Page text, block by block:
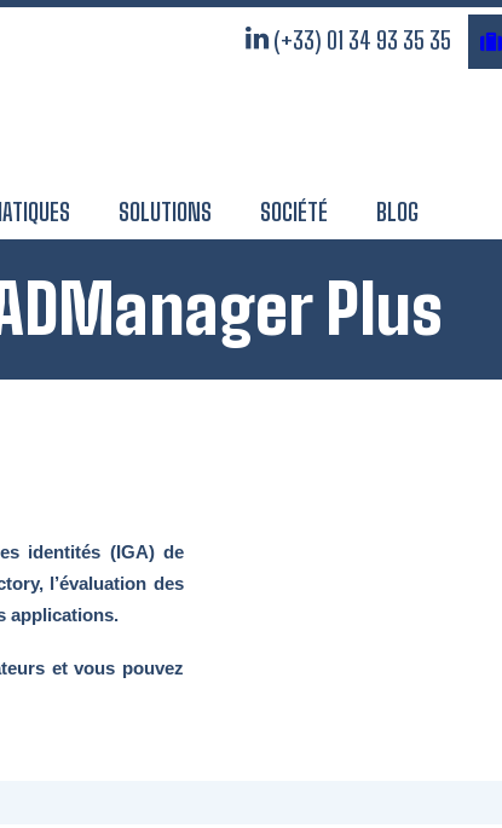
(+33) 01 34 93 35 35
SOLUTIONS SOCIÉTÉ BLOG
Plus
identités (IGA) de
l’évaluation des
applications.
et vous pouvez